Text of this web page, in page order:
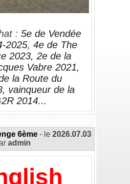
: 5e de Vendée
2025, 4e de The
2023, 2e de la
Vabre 2021,
la Route du
vainqueur de la
2014...
6ème - le2026.07.03
admin